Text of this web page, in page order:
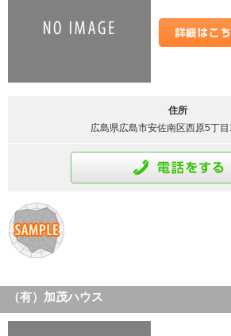
住所
広島県広島市安佐南区西原5丁
（有）加茂ハウス